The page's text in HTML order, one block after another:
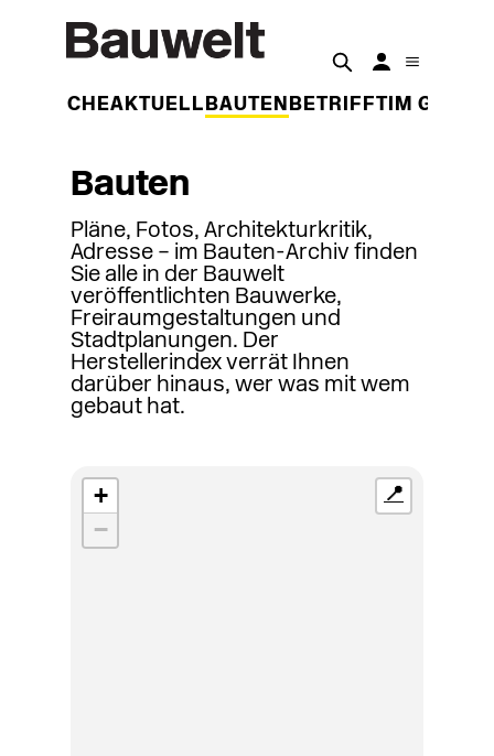
WOCHEAKTUELL BAUTEN BETRIFFT IM
Bauten
Pläne, Fotos, Architekturkritik,
Adresse – im Bauten-Archiv finden
Sie alle in der Bauwelt
veröffentlichten Bauwerke,
Freiraumgestaltungen und
Stadtplanungen. Der
Herstellerindex verrät Ihnen
darüber hinaus, wer was mit wem
gebaut hat.
+
−
📍